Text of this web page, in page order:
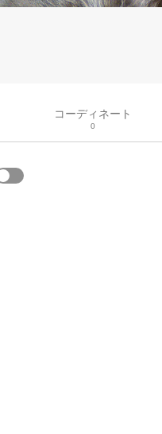
コーディネート
0